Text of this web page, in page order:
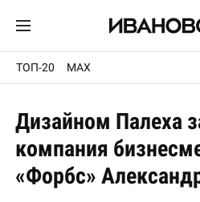
ТОП-20 MAX
Дизайном Палеха
компания
«Форбс»